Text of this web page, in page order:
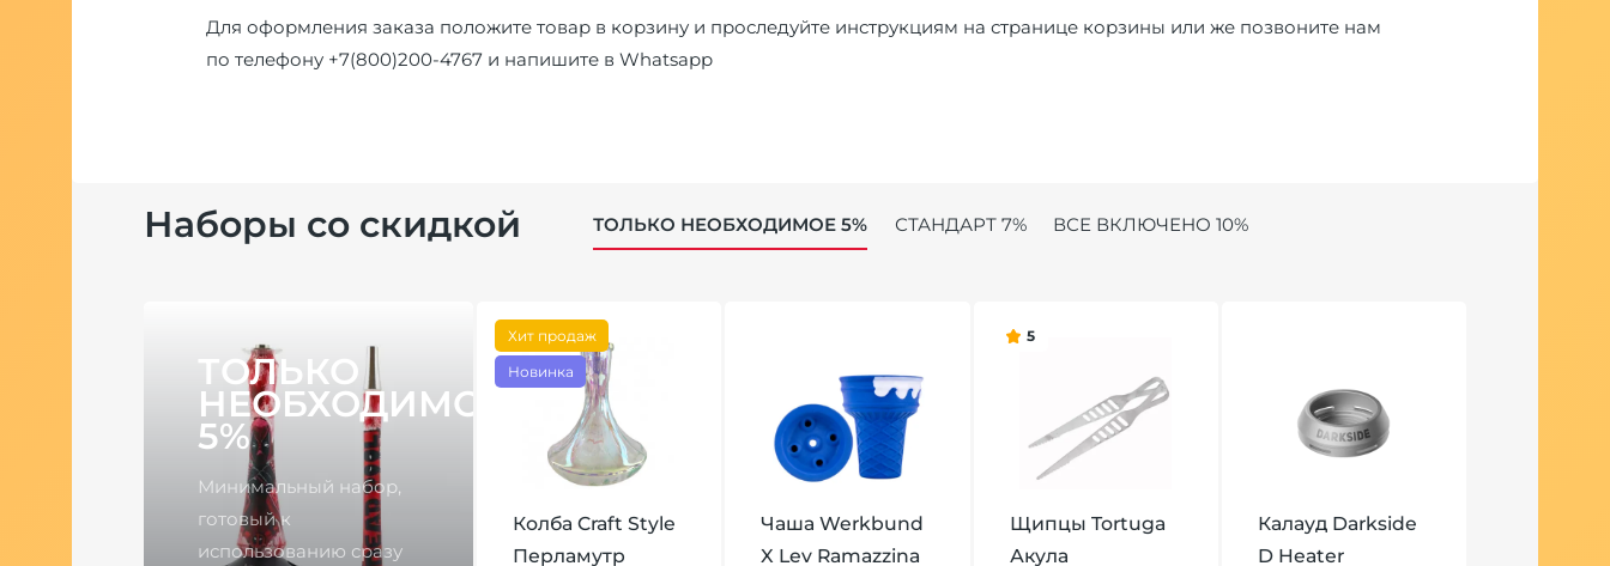
Для оформления заказа положите товар в корзину и проследуйте инструкциям на странице корзины или же позвоните нам
по телефону +7(800)200-4767 и напишите в Whatsapp
Наборы со скидкой ТОЛЬКО НЕОБХОДИМОЕ 5% СТАНДАРТ 7% ВСЕ ВКЛЮЧЕНО 10%
ТОЛЬКО
НЕОБХОДИМОЕ
5%
Минимальный набор,
готовый к
использованию сразу
Хит продаж
Новинка
Колба Craft Style
Перламутр
Чаша Werkbund
X Lev Ramazzina
5
Щипцы Tortuga
Акула
Калауд Darkside
D Heater